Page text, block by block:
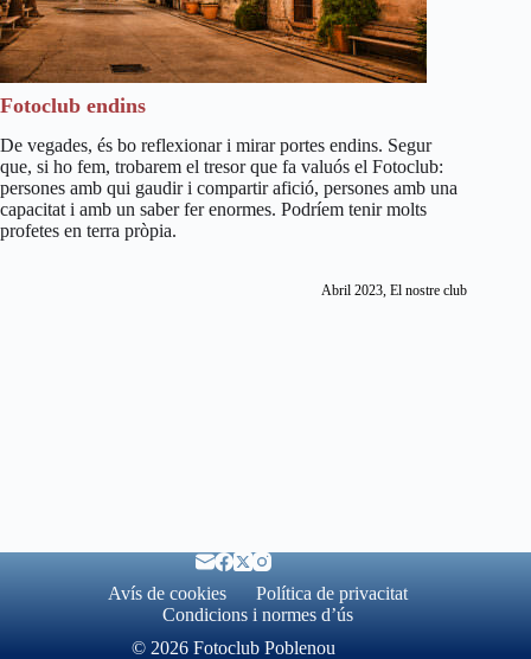
Fotoclub endins
De vegades, és bo reflexionar i mirar portes endins. Segur
que, si ho fem, trobarem el tresor que fa valuós el Fotoclub:
persones amb qui gaudir i compartir afició, persones amb una
capacitat i amb un saber fer enormes. Podríem tenir molts
profetes en terra pròpia.
Abril 2023, El nostre club
Avís de cookies
Política de privacitat
Condicions i normes d’ús
© 2026 Fotoclub Poblenou